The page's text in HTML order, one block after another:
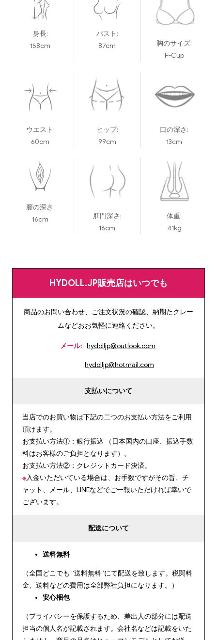
身長:
158cm
バスト:
87cm
胸のサイズ:
F-Cup
ウエスト:
60cm
ヒップ:
99cm
口の深さ:
13cm
膣の深さ:
16cm
肛門深さ:
16cm
体重:
41kg
HYDOLL.JP販売店はいつでも
商品のお問い合わせ、ご注文状況の確認、納期たクレー
ムなどおお気軽に連絡ください。
メール: hydolljp@outlook.com
hydolljp@hotmail.com
支払いについて
当店でのお買い物は下記の二つのお支払い方法をご利用
頂けます。
お支払い方法①：銀行振込 （日本国内の口座、振込手数
料はお客様のご負担となります）。
お支払い方法②：クレジットカード決済。
※入金いただいている場合は、お手数ですがその旨、チ
ャット、メール、LINEなどでご一報いただければ幸いで
ございます。
配送について
送料無料
（全国どこでも “送料無料”にて配送を致します。税関料
金、送料などの費用は全部弊社負担になります。）
安心梱包
（プライバシーを保護するため、差出人の部分には配送
担当の個人名が記載されます。会社名などは記載をいた